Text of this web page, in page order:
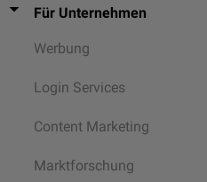
Für Unternehmen
Werbung
Login Services
Content Marketing
Marktforschung